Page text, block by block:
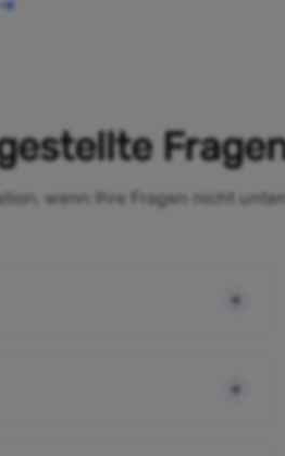
wenn Ihre Fragen nicht